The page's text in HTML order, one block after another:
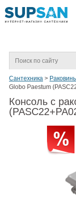
Сантехника >
Globo Paestum
Консоль с